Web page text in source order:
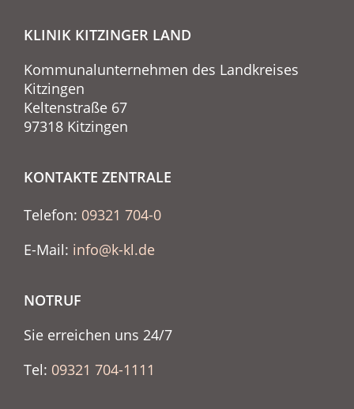
KLINIK KITZINGER LAND
Kommunalunternehmen des Landkreises
Kitzingen
Keltenstraße 67
97318 Kitzingen
KONTAKTE ZENTRALE
Telefon: 09321 704-0
E-Mail: info@k-kl.de
NOTRUF
Sie erreichen uns 24/7
Tel: 09321 704-1111